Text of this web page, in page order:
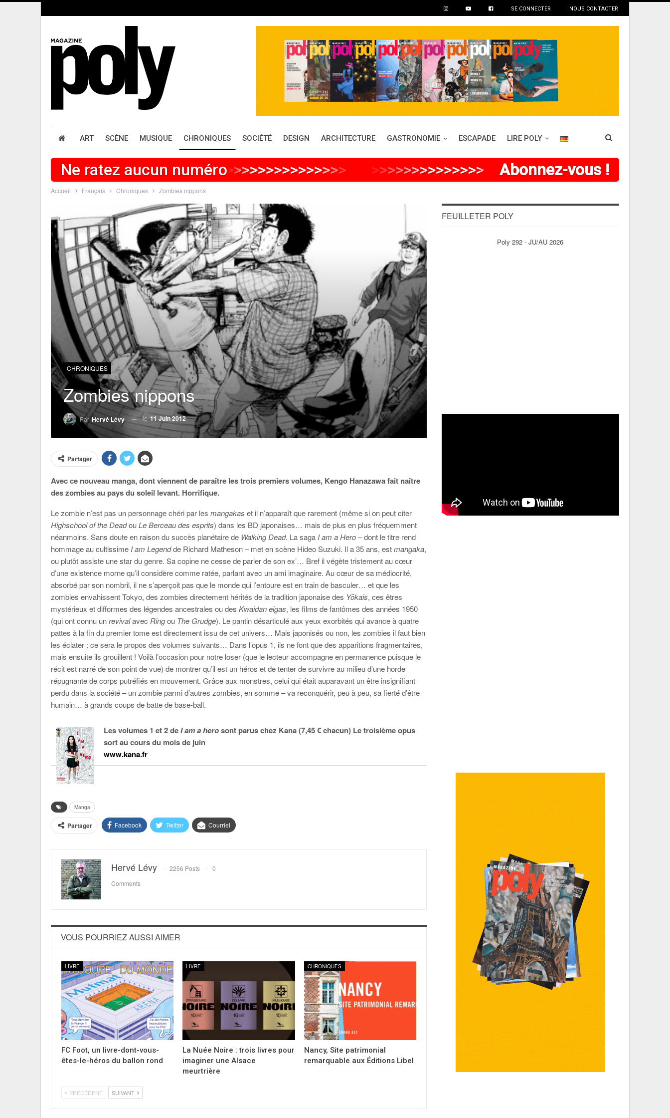
SE CONNECTER NOUS CONTACTER
ART SCÈNE MUSIQUE CHRONIQUES SOCIÉTÉ DESIGN ARCHITECTURE GASTRONOMIE ESCAPADE LIRE POLY
Ne ratez aucun numéro>>>>>>>>>>>>>>> >>>>> >>>>>>>> Abonnez-vous !
Accueil Français Chroniques Zombies nippons
CHRONIQUES
Zombies nippons
ParHervé Lévy le11 Juin 2012
Partager
Avec ce nouveau manga, dont viennent de paraître les trois premiers volumes, Kengo Hanazawa fait naître
des zombies au pays du soleil levant. Horrifique.
Le zombie n’est pas un personnage chéri par les mangakas et il n’apparaît que rarement (même si on peut citer
Highschool of the DeadouLe Berceau des esprits) dans les BD japonaises… mais de plus en plus fréquemment
néanmoins. Sans doute en raison du succès planétaire de Walking Dead. La saga I am a Hero– dont le titre rend
hommage au cultissime I am Legendde Richard Matheson – met en scène Hideo Suzuki. Il a 35 ans, estmangaka,
ou plutôt assiste une star du genre. Sa copine ne cesse de parler de son ex’… Bref il végète tristement au cœur
d’une existence morne qu’il considère comme ratée, parlant avec un ami imaginaire. Au cœur de sa médiocrité,
absorbé par son nombril, il ne s’aperçoit pas que le monde qui l’entoure est en train de basculer… et que les
zombies envahissent Tokyo, des zombies directement hérités de la tradition japonaise des Yōkais, ces êtres
mystérieux et difformes des légendes ancestrales ou des Kwaidan eigas, les films de fantômes des années 1950
(qui ont connu unrevivalavec Ringou The Grudge). Le pantin désarticulé aux yeux exorbités qui avance à quatre
pattes à la fin du premier tome est directement issu de cet univers… Mais japonisés ou non, les zombies il faut bien
les éclater : ce sera le propos des volumes suivants… Dans l’opus 1, ils ne font que des apparitions fragmentaires,
mais ensuite ils grouillent ! Voilà l’occasion pour notre loser (que le lecteur accompagne en permanence puisque le
récit est narré de son point de vue) de montrer qu’il est un héros et de tenter de survivre au milieu d’une horde
répugnante de corps putréfiés en mouvement. Grâce aux monstres, celui qui était auparavant un être insignifiant
perdu dans la société – un zombie parmi d’autres zombies, en somme – va reconquérir, peu à peu, sa fierté d’être
humain… à grands coups de batte de base-ball.
Les volumes 1 et 2 deI am a herosont parus chez Kana (7,45 € chacun) Le troisième opus
sort au cours du mois de juin
www.kana.fr
Manga
Partager Facebook Twitter Courriel
Hervé Lévy 2256 Posts
0
Comments
VOUS POURRIEZ AUSSI AIMER
LIVRE
FC Foot, un livre-dont-vous-
êtes-le-héros du ballon rond
LIVRE
La Nuée Noire : trois livres pour
imaginer une Alsace
meurtrière
CHRONIQUES
Nancy, Site patrimonial
remarquable aux Éditions Libel
PRÉCÉDENT SUIVANT
FEUILLETER POLY
Poly 292 - JU/AU 2026